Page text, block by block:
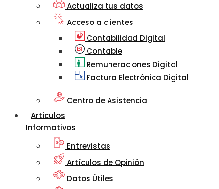
Actualiza tus datos
Acceso a clientes
Contabilidad Digital
Contable
Remuneraciones Digital
Factura Electrónica Digital
Centro de Asistencia
Artículos
Informativos
Entrevistas
Artículos de Opinión
Datos Útiles